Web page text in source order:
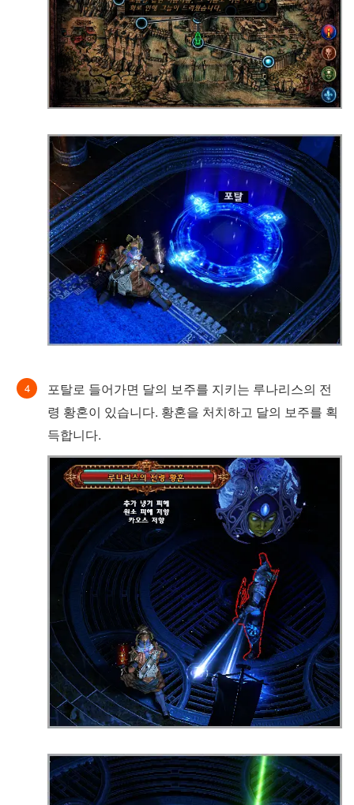
포탈로 들어가면 달의 보주를 지키는 루나리스의 전
령 황혼이 있습니다. 황혼을 처치하고 달의 보주를 획
득합니다.